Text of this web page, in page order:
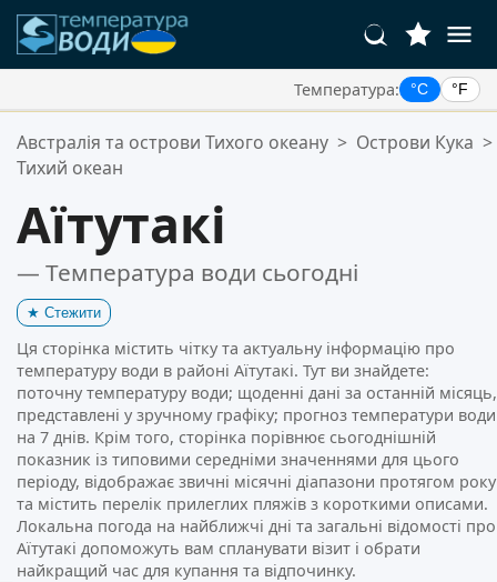
Температура: °C °F
Ваші Улюблені Місця:
Ваш список обраного порожній.
Австралія та острови Тихого океану > Острови Кука >
Тихий океан
Аїтутакі
— Температура води сьогодні
★ Стежити
Ця сторінка містить чітку та актуальну інформацію про
температуру води в районі Аїтутакі. Тут ви знайдете:
поточну температуру води; щоденні дані за останній місяць,
представлені у зручному графіку; прогноз температури води
на 7 днів. Крім того, сторінка порівнює сьогоднішній
показник із типовими середніми значеннями для цього
періоду, відображає звичні місячні діапазони протягом року
та містить перелік прилеглих пляжів з короткими описами.
Локальна погода на найближчі дні та загальні відомості про
Аїтутакі допоможуть вам спланувати візит і обрати
найкращий час для купання та відпочинку.